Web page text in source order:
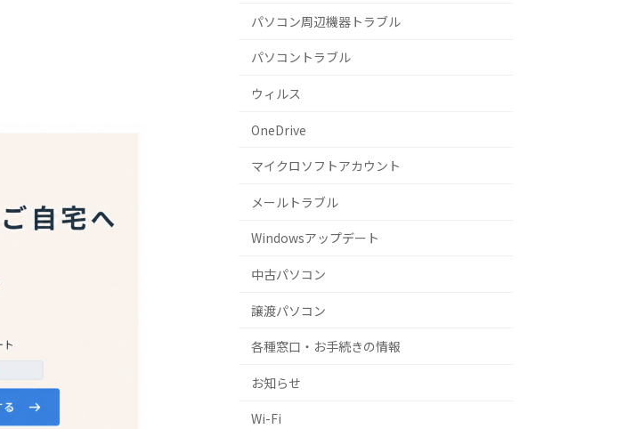
パソコン周辺機器トラブル
パソコントラブル
ウィルス
OneDrive
マイクロソフトアカウント
メールトラブル
Windowsアップデート
中古パソコン
譲渡パソコン
各種窓口・お手続きの情報
お知らせ
Wi-Fi